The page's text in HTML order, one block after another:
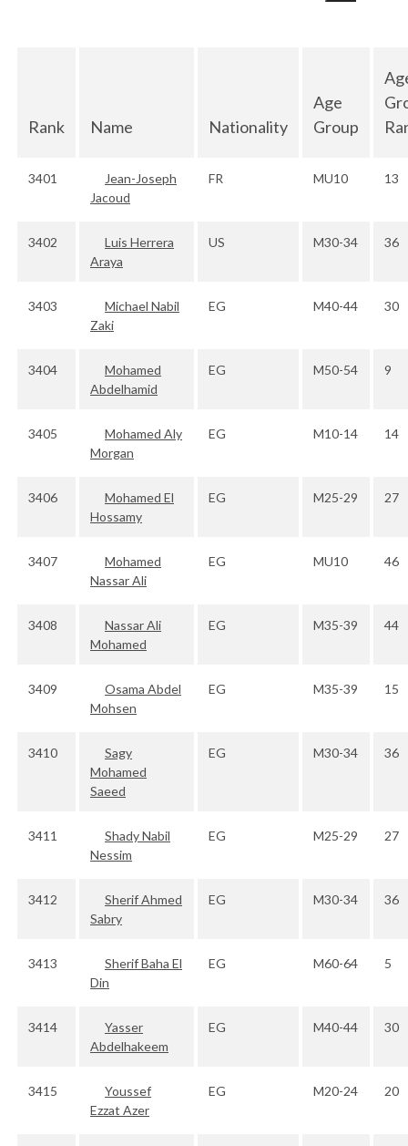
Rank Name Nationality
Age
Group
3401
Jean-Joseph
Jacoud
FR MU10 13
3402
Luis Herrera
Araya
US M30-34 36
3403
Michael Nabil
Zaki
EG M40-44 30
3404
Mohamed
Abdelhamid
EG M50-54 9
3405
Mohamed Aly
Morgan
EG M10-14 14
3406
Mohamed El
Hossamy
EG M25-29 27
3407
Mohamed
Nassar Ali
EG MU10 46
3408
Nassar Ali
Mohamed
EG M35-39 44
3409
Osama Abdel
Mohsen
EG M35-39 15
3410
Sagy
Mohamed
Saeed
EG M30-34 36
3411
Shady Nabil
Nessim
EG M25-29 27
3412
Sherif Ahmed
Sabry
EG M30-34 36
3413
Sherif Baha El
Din
EG M60-64 5
3414
Yasser
Abdelhakeem
EG M40-44 30
3415
Youssef
Ezzat Azer
EG M20-24 20